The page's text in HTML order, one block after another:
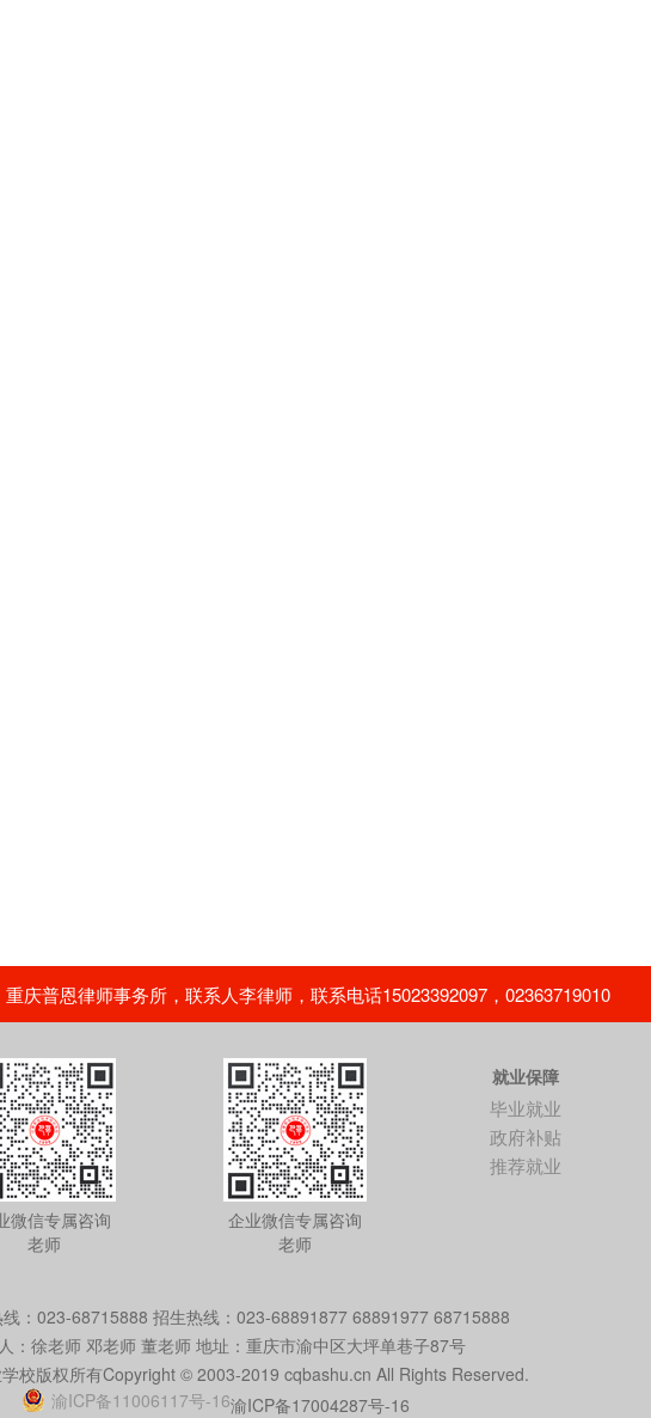
庆普恩律师事务所，联系人李律师，联系电话15023392097，02363719010
微信专属咨询
老师
企业微信专属咨询
老师
就业保障
毕业就业
政府补贴
推荐就业
线：023-68715888 招生热线：023-68891877 68891977 68715888
：徐老师 邓老师 董老师 地址：重庆市渝中区大坪单巷子87号
校版权所有Copyright © 2003-2019 cqbashu.cn All Rights Reserved.
渝ICP备11006117号-16渝ICP备17004287号-16